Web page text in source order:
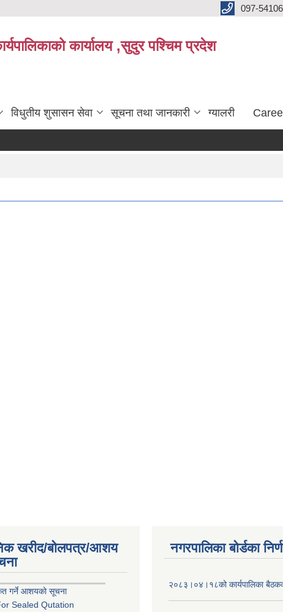
097-
कार्यालय ,सुदुर पश्चिम प्रदेश
विधुतीय शुसासन सेवा सूचना तथा जानकारी ग्यालरी
खरीद/बोलपत्र/आशय
गर्ने आशयको सूचना
Sealed Qutation
नगरपालिका बोर्डका
२०८३।०४।१८को कार्यपालिका